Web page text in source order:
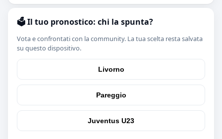
🗳️ Il tuo pronostico: chi la spunta?
Vota e confrontati con la community. La tua scelta resta salvata
su questo dispositivo.
Livorno
Pareggio
Juventus U23